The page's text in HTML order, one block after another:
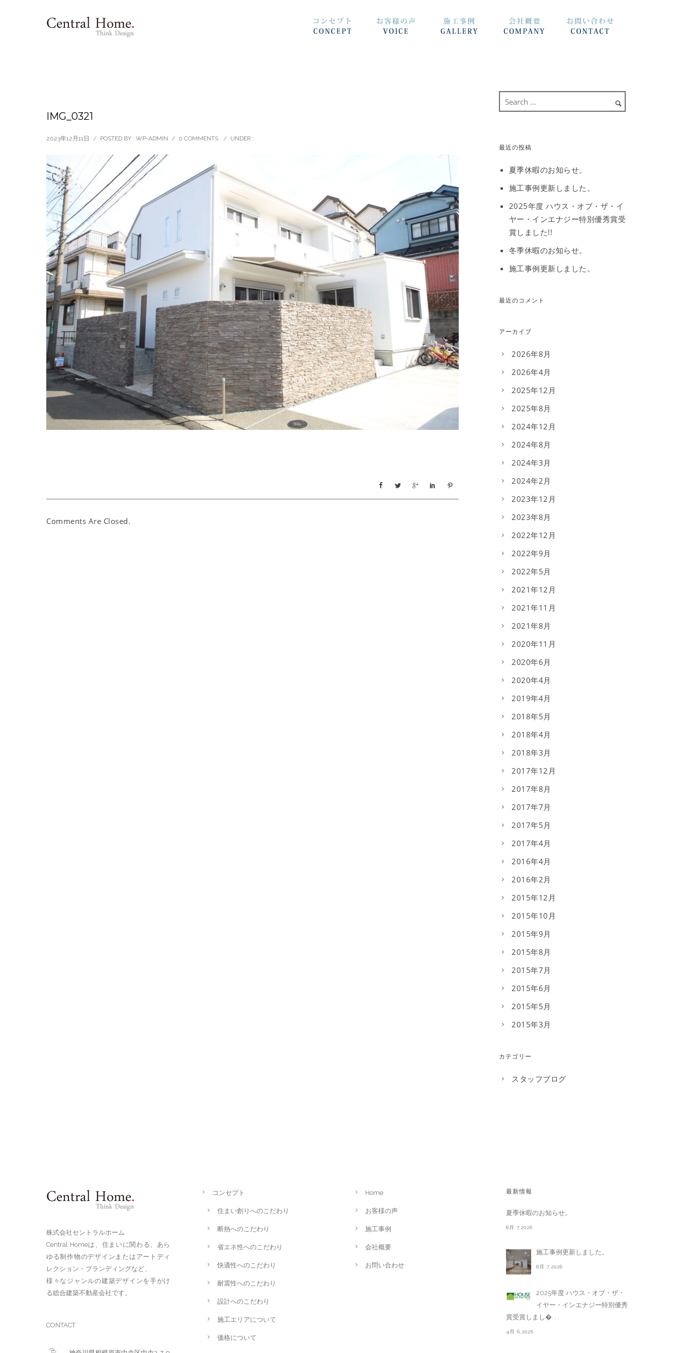
IMG_0321
2023年12月11日 / POSTED BY : WP-ADMIN / 0 COMMENTS / UNDER :
Comments Are Closed.
最近の投稿
夏季休暇のお知らせ。
施工事例更新しました。
2025年度 ハウス・オブ・ザ・イ
ヤー・インエナジー特別優秀賞受
賞しました!!
冬季休暇のお知らせ。
施工事例更新しました。
最近のコメント
アーカイブ
2026年8月
2026年4月
2025年12月
2025年8月
2024年12月
2024年8月
2024年3月
2024年2月
2023年12月
2023年8月
2022年12月
2022年9月
2022年5月
2021年12月
2021年11月
2021年8月
2020年11月
2020年6月
2020年4月
2019年4月
2018年5月
2018年4月
2018年3月
2017年12月
2017年8月
2017年7月
2017年5月
2017年4月
2016年4月
2016年2月
2015年12月
2015年10月
2015年9月
2015年8月
2015年7月
2015年6月
2015年5月
2015年3月
カテゴリー
スタッフブログ
株式会社セントラルホーム
Central Homeは、住まいに関わる、あら
ゆる制作物のデザインまたはアートディ
レクション・ブランディングなど、
様々なジャンルの建築デザインを手がけ
る総合建築不動産会社です。
CONTACT
コンセプト
住まい創りへのこだわり
断熱へのこだわり
省エネ性へのこだわり
快適性へのこだわり
耐震性へのこだわり
設計へのこだわり
施工エリアについて
価格について
Home
お客様の声
施工事例
会社概要
お問い合わせ
最新情報
夏季休暇のお知らせ。
8月 7,2026
施工事例更新しました。
8月 7,2026
2025年度 ハウス・オブ・ザ・
イヤー・インエナジー特別優秀
賞受賞しまし�. . .
4月 6,2026